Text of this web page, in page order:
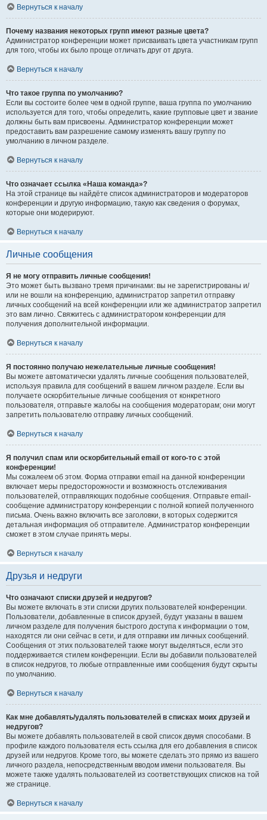
Вернуться к началу
Почему названия некоторых групп имеют разные цвета?
Администратор конференции может присваивать цвета участникам групп
для того, чтобы их было проще отличать друг от друга.
Вернуться к началу
Что такое группа по умолчанию?
Если вы состоите более чем в одной группе, ваша группа по умолчанию
используется для того, чтобы определить, какие групповые цвет и звание
должны быть вам присвоены. Администратор конференции может
предоставить вам разрешение самому изменять вашу группу по
умолчанию в личном разделе.
Вернуться к началу
Что означает ссылка «Наша команда»?
На этой странице вы найдёте список администраторов и модераторов
конференции и другую информацию, такую как сведения о форумах,
которые они модерируют.
Вернуться к началу
Личные сообщения
Я не могу отправить личные сообщения!
Это может быть вызвано тремя причинами: вы не зарегистрированы и/
или не вошли на конференцию, администратор запретил отправку
личных сообщений на всей конференции или же администратор запретил
это вам лично. Свяжитесь с администратором конференции для
получения дополнительной информации.
Вернуться к началу
Я постоянно получаю нежелательные личные сообщения!
Вы можете автоматически удалять личные сообщения пользователей,
используя правила для сообщений в вашем личном разделе. Если вы
получаете оскорбительные личные сообщения от конкретного
пользователя, отправьте жалобы на сообщения модераторам; они могут
запретить пользователю отправку личных сообщений.
Вернуться к началу
Я получил спам или оскорбительный email от кого-то с этой
конференции!
Мы сожалеем об этом. Форма отправки email на данной конференции
включает меры предосторожности и возможность отслеживания
пользователей, отправляющих подобные сообщения. Отправьте email-
сообщение администратору конференции с полной копией полученного
письма. Очень важно включить все заголовки, в которых содержится
детальная информация об отправителе. Администратор конференции
сможет в этом случае принять меры.
Вернуться к началу
Друзья и недруги
Что означают списки друзей и недругов?
Вы можете включать в эти списки других пользователей конференции.
Пользователи, добавленные в список друзей, будут указаны в вашем
личном разделе для получения быстрого доступа к информации о том,
находятся ли они сейчас в сети, и для отправки им личных сообщений.
Сообщения от этих пользователей также могут выделяться, если это
поддерживается стилем конференции. Если вы добавили пользователей
в список недругов, то любые отправленные ими сообщения будут скрыты
по умолчанию.
Вернуться к началу
Как мне добавлять/удалять пользователей в списках моих друзей и
недругов?
Вы можете добавлять пользователей в свой список двумя способами. В
профиле каждого пользователя есть ссылка для его добавления в список
друзей или недругов. Кроме того, вы можете сделать это прямо из вашего
личного раздела, непосредственным вводом имени пользователя. Вы
можете также удалять пользователей из соответствующих списков на той
же странице.
Вернуться к началу